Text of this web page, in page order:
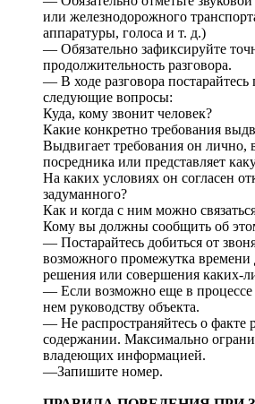
или железнодорожного
аппаратуры, голоса и т. д.)
— Обязательно зафиксируйте
продолжительность разговора.
— В ходе разговора постарайтесь
следующие вопросы:
Куда, кому звонит человек?
Какие конкретно требования
Выдвигает требования он лично,
посредника или представляет
На каких условиях он согласен
задуманного?
Как и когда с ним можно
Кому вы должны сообщить об
— Постарайтесь добиться от
возможного промежутка времени
решения или совершения каких-
— Если возможно еще в процессе
нем руководству объекта.
— Не распространяйтесь о факте
содержании. Максимально
владеющих информацией.
—Запишите номер.